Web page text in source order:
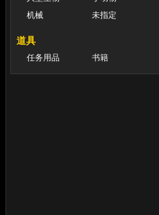
机械
未指定
道具
任务用品 书籍